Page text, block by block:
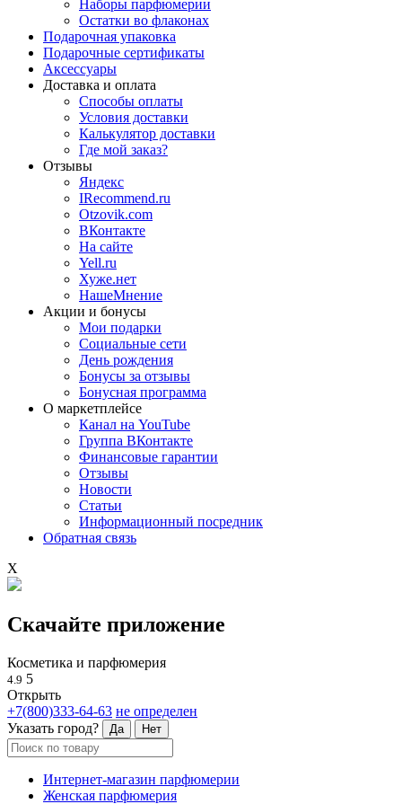
Наборы парфюмерии
Остатки во флаконах
Подарочная упаковка
Подарочные сертификаты
Аксессуары
Доставка и оплата
Способы оплаты
Условия доставки
Калькулятор доставки
Где мой заказ?
Отзывы
Яндекс
IRecommend.ru
Otzovik.com
ВКонтакте
На сайте
Yell.ru
Хуже.нет
НашеМнение
Акции и бонусы
Мои подарки
Социальные сети
День рождения
Бонусы за отзывы
Бонусная программа
О маркетплейсе
Канал на YouTube
Группа ВКонтакте
Финансовые гарантии
Отзывы
Новости
Статьи
Информационный посредник
Обратная связь
X
Скачайте приложение
Косметика и парфюмерия
4.9 5
Открыть
+7(800)333-64-63 не определен
Указать город?
Да Нет
Интернет-магазин парфюмерии
Женская парфюмерия